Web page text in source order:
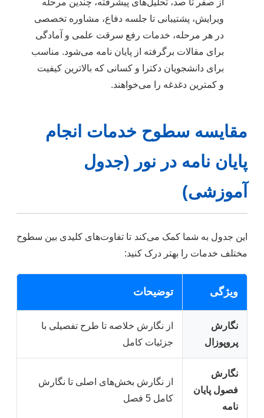
ویرایش، پشتیبانی تا جلسه دفاع، مشاوره تخصصی
در هر مرحله، خدمات رفع سرقت علمی و آمادگی
برای مقالات برگرفته از پایان نامه می‌شود. مناسب
برای دانشجویان دکترا و کسانی که بالاترین کیفیت
و کمترین دغدغه را می‌خواهند.
مقایسه سطوح خدمات انجام
پایان نامه در نور (جدول
آموزشی)
این جدول به شما کمک می‌کند تا تفاوت‌های کلیدی بین سطوح
مختلف خدمات را بهتر درک کنید:
ویژگی توضیحات
نگارش
پروپوزال
از نگارش خلاصه تا طرح تفصیلی با
جزئیات کامل
نگارش
فصول پایان
نامه
از نگارش بخش‌های اصلی تا نگارش
کامل 5 فصل